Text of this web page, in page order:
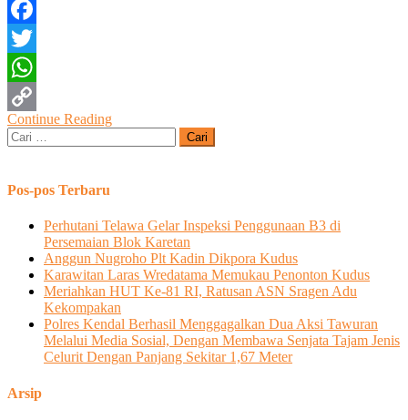
Facebook
Twitter
WhatsApp
Copy
Continue Reading
Cari
untuk:
Pos-pos Terbaru
Perhutani Telawa Gelar Inspeksi Penggunaan B3 di
Persemaian Blok Karetan
Anggun Nugroho Plt Kadin Dikpora Kudus
Karawitan Laras Wredatama Memukau Penonton Kudus
Meriahkan HUT Ke-81 RI, Ratusan ASN Sragen Adu
Kekompakan
Polres Kendal Berhasil Menggagalkan Dua Aksi Tawuran
Melalui Media Sosial, Dengan Membawa Senjata Tajam Jenis
Celurit Dengan Panjang Sekitar 1,67 Meter
Arsip